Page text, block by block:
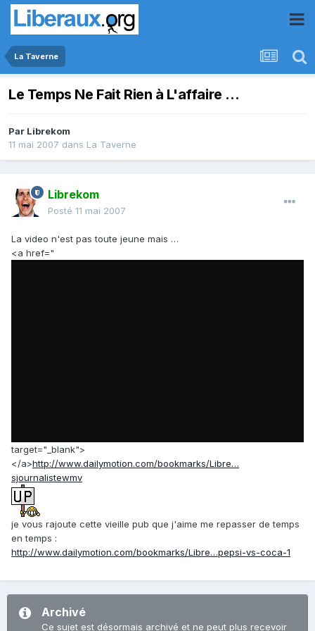
La Taverne
Le Temps Ne Fait Rien à L'affaire ...
Par Librekom
11 mai 2007 dans La Taverne
Librekom
Posté 11 mai 2007
La video n'est pas toute jeune mais …
<a href="
target="_blank">
</a>http://www.dailymotion.com/bookmarks/Libre…
sjournalistewmv
je vous rajoute cette vieille pub que j'aime me repasser de temps
en temps :
http://www.dailymotion.com/bookmarks/Libre…pepsi-vs-coca-1
Archivé
Ce sujet est désormais archivé et ne peut plus recevoir